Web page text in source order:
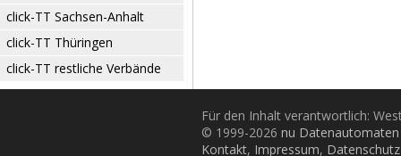
click-TT Sachsen-Anhalt
click-TT Thüringen
click-TT restliche Verbände
Für den Inhalt verantwortlich:
© 1999-2026 nu
Kontakt, Impressum, Datenschutz